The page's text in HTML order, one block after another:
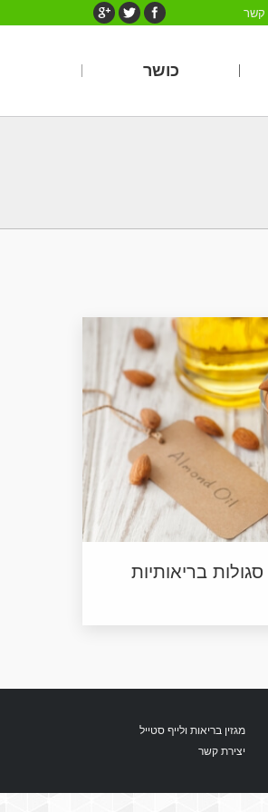
קשר
כושר
שמן שקדים – 10 סגולות בריאותיות
מגזין בריאות ולייף סטייל
יצירת קשר